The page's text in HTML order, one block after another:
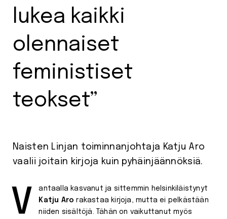
lukea kaikki
olennaiset
feministiset
teokset”
Naisten Linjan toiminnanjohtaja Katju Aro
vaalii joitain kirjoja kuin pyhäinjäännöksiä.
Vantaalla kasvanut ja sittemmin helsinkiläistynyt
Katju Aro rakastaa kirjoja, mutta ei pelkästään
niiden sisältöjä. Tähän on vaikuttanut myös